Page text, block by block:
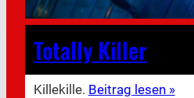
Totally Killer
Killekille. Beitrag lesen »